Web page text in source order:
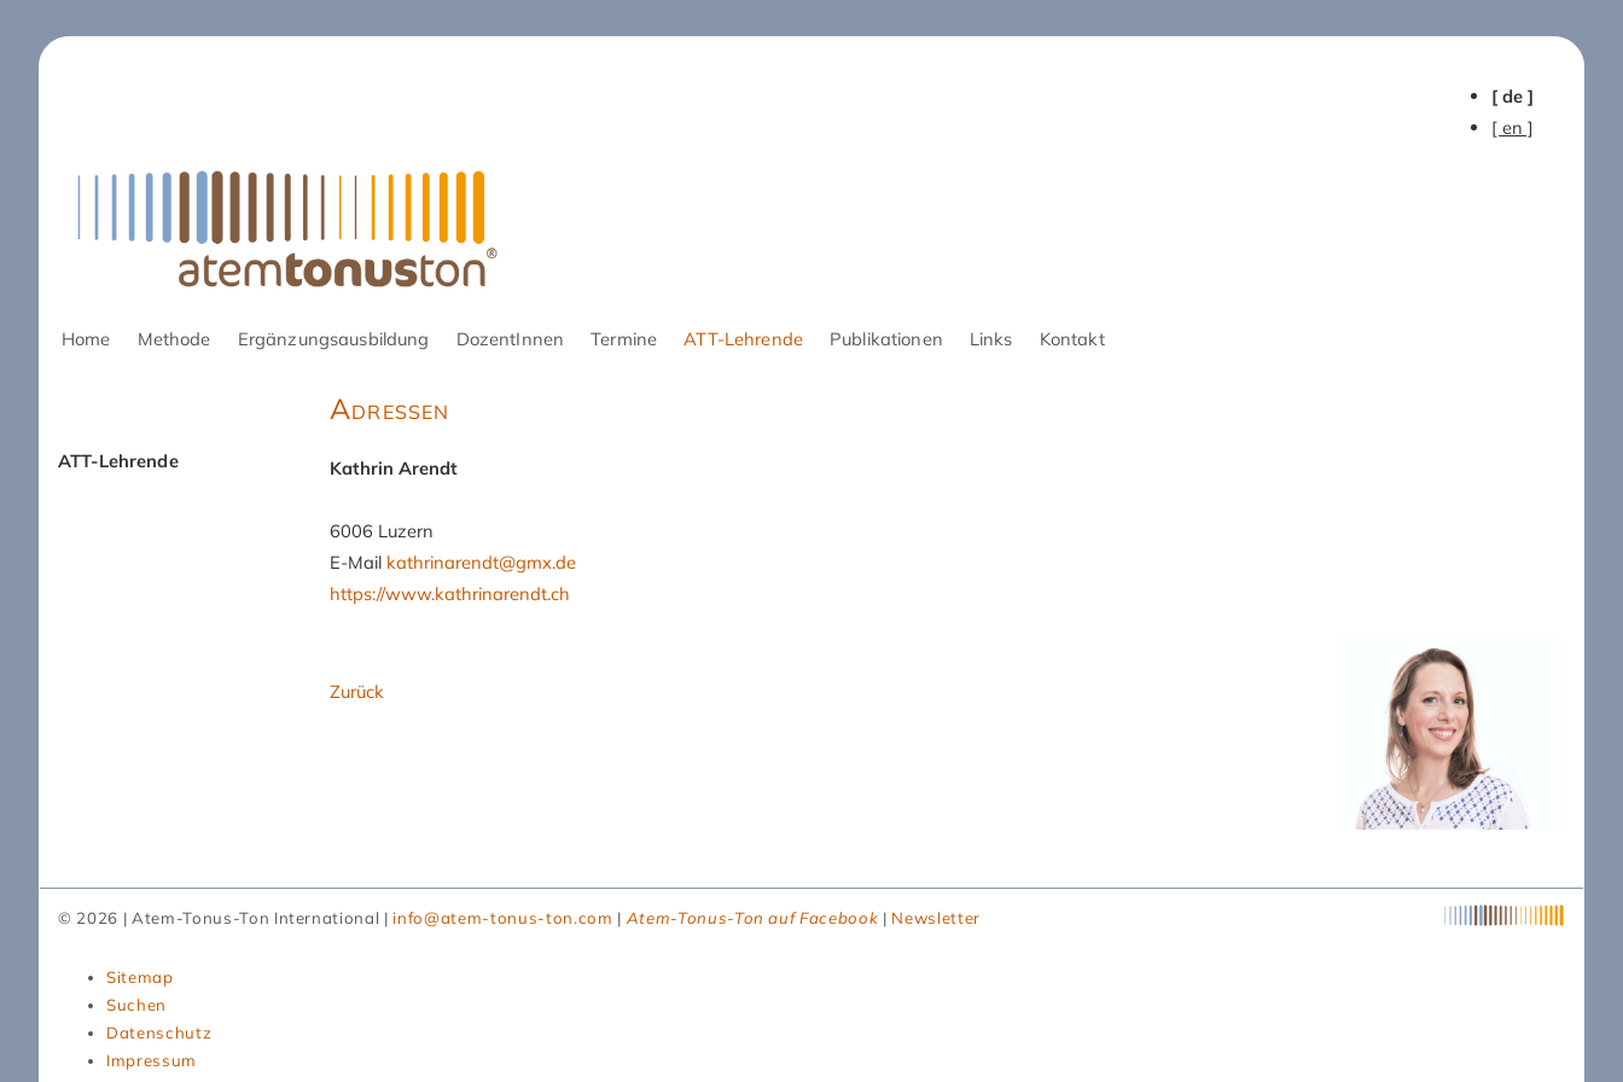
[ de ]
[ en ]
Navigation
Home Methode Ergänzungsausbildung DozentInnen Termine ATT-Lehrende Publikationen Links Kontakt
Adressen
Kathrin Arendt
6006 Luzern
E-Mail kathrinarendt@gmx.de
https://www.kathrinarendt.ch
Zurück
Navigation
ATT-Lehrende
© 2026 | Atem-Tonus-Ton International | info@atem-tonus-ton.com | Atem-Tonus-Ton auf Facebook | Newsletter
überspringen
Sitemap
Suchen
Datenschutz
Impressum